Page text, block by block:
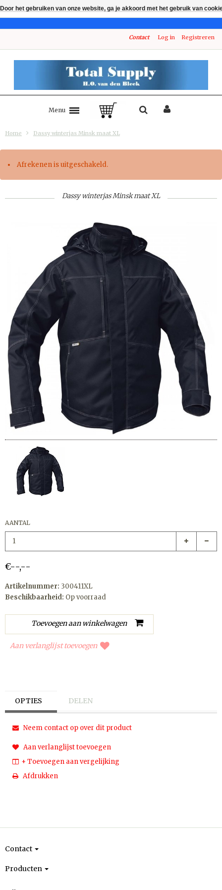
Contact Log in Registreren
Menu
Home Dassy winterjas Minsk maat XL
Afrekenen is uitgeschakeld.
Dassy winterjas Minsk maat XL
AANTAL
€--,--
Artikelnummer: 300411XL
Beschikbaarheid: Op voorraad
Aan verlanglijst toevoegen
OPTIES DELEN
Neem contact op over dit product
Aan verlanglijst toevoegen
+ Toevoegen aan vergelijking
Afdrukken
Contact
Producten
Door het gebruiken van onze website, ga je akkoord met het gebruik van